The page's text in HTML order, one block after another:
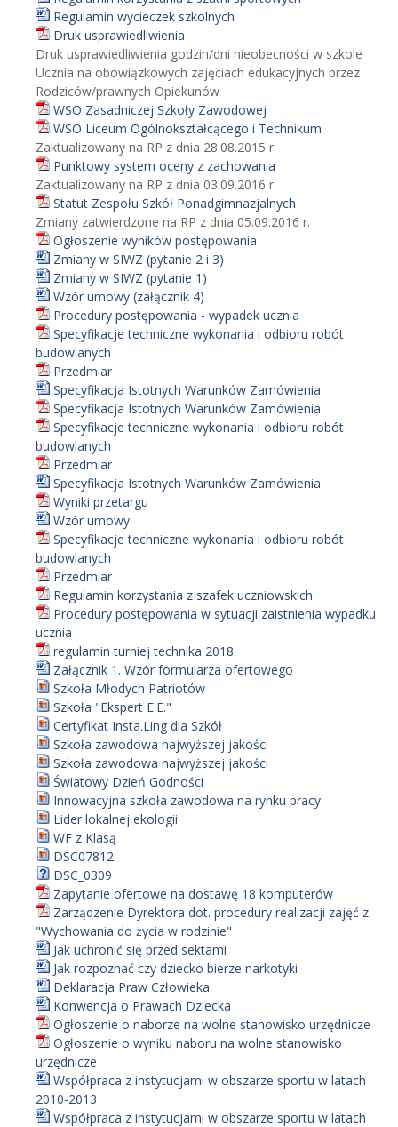
Regulamin wycieczek szkolnych
Druk usprawiedliwienia
Druk usprawiedliwienia godzin/dni nieobecności w szkole
Ucznia na obowiązkowych zajęciach edukacyjnych przez
Rodziców/prawnych Opiekunów
WSO Zasadniczej Szkoły Zawodowej
WSO Liceum Ogólnokształcącego i Technikum
Zaktualizowany na RP z dnia 28.08.2015 r.
Punktowy system oceny z zachowania
Zaktualizowany na RP z dnia 03.09.2016 r.
Statut Zespołu Szkół Ponadgimnazjalnych
Zmiany zatwierdzone na RP z dnia 05.09.2016 r.
Ogłoszenie wyników postępowania
Zmiany w SIWZ (pytanie 2 i 3)
Zmiany w SIWZ (pytanie 1)
Wzór umowy (załącznik 4)
Procedury postępowania - wypadek ucznia
Specyfikacje techniczne wykonania i odbioru robót
budowlanych
Przedmiar
Specyfikacja Istotnych Warunków Zamówienia
Specyfikacja Istotnych Warunków Zamówienia
Specyfikacje techniczne wykonania i odbioru robót
budowlanych
Przedmiar
Specyfikacja Istotnych Warunków Zamówienia
Wyniki przetargu
Wzór umowy
Specyfikacje techniczne wykonania i odbioru robót
budowlanych
Przedmiar
Regulamin korzystania z szafek uczniowskich
Procedury postępowania w sytuacji zaistnienia wypadku
ucznia
regulamin turniej technika 2018
Załącznik 1. Wzór formularza ofertowego
Szkoła Młodych Patriotów
Szkoła "Ekspert E.E."
Certyfikat Insta.Ling dla Szkół
Szkoła zawodowa najwyższej jakości
Szkoła zawodowa najwyższej jakości
Światowy Dzień Godności
Innowacyjna szkoła zawodowa na rynku pracy
Lider lokalnej ekologii
WF z Klasą
DSC07812
DSC_0309
Zapytanie ofertowe na dostawę 18 komputerów
Zarządzenie Dyrektora dot. procedury realizacji zajęć z
"Wychowania do życia w rodzinie"
Jak uchronić się przed sektami
Jak rozpoznać czy dziecko bierze narkotyki
Deklaracja Praw Człowieka
Konwencja o Prawach Dziecka
Ogłoszenie o naborze na wolne stanowisko urzędnicze
Ogłoszenie o wyniku naboru na wolne stanowisko
urzędnicze
Współpraca z instytucjami w obszarze sportu w latach
2010-2013
Współpraca z instytucjami w obszarze sportu w latach